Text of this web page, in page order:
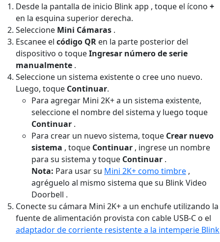
Desde la pantalla de inicio Blink app , toque el ícono +
en la esquina superior derecha.
Seleccione Mini Cámaras .
Escanee el código QR en la parte posterior del
dispositivo o toqueIngresar número de serie
manualmente .
Seleccione un sistema existente o cree uno nuevo.
Luego, toque Continuar.
Para agregar Mini 2K+ a un sistema existente,
seleccione el nombre del sistema y luego toque
Continuar .
Para crear un nuevo sistema, toque Crear nuevo
sistema , toque Continuar , ingrese un nombre
para su sistema y toque Continuar .
Nota: Para usar su Mini 2K+ como timbre ,
agréguelo al mismo sistema que su Blink Video
Doorbell .
Conecte su cámara Mini 2K+ a un enchufe utilizando la
fuente de alimentación provista con cable USB-C o el
adaptador de corriente resistente a la intemperie Blink